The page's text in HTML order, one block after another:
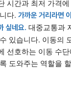
시간과 최저 가격
다. 가까운 거리라면
싶네요. 대중교통과
있습니다. 이동의
선호하는 이동 수
도와주는 역할을